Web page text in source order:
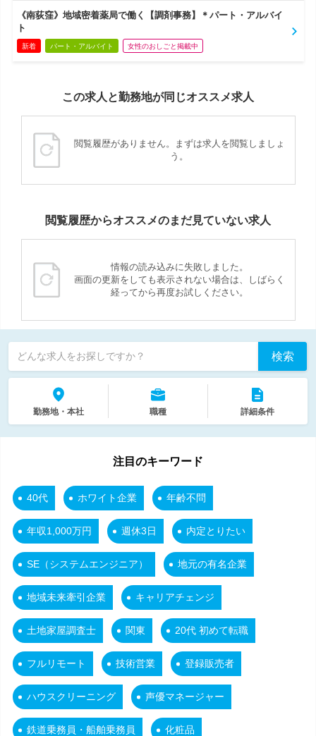
《南荻窪》地域密着薬局で働く【調剤事務】＊パート・アルバイ
ト
新着 パート・アルバイト 女性のおしごと掲載中
この求人と勤務地が同じオススメ求人
閲覧履歴がありません。まずは求人を閲覧しましょ
う。
閲覧履歴からオススメのまだ見ていない求人
情報の読み込みに失敗しました。
画面の更新をしても表示されない場合は、しばらく
経ってから再度お試しください。
どんな求人をお探しですか？ 検索
勤務地・本社 職種 詳細条件
注目のキーワード
40代 ホワイト企業 年齢不問
年収1,000万円 週休3日 内定とりたい
SE（システムエンジニア） 地元の有名企業
地域未来牽引企業 キャリアチェンジ
土地家屋調査士 関東 20代 初めて転職
フルリモート 技術営業 登録販売者
ハウスクリーニング 声優マネージャー
鉄道乗務員・船舶乗務員 化粧品